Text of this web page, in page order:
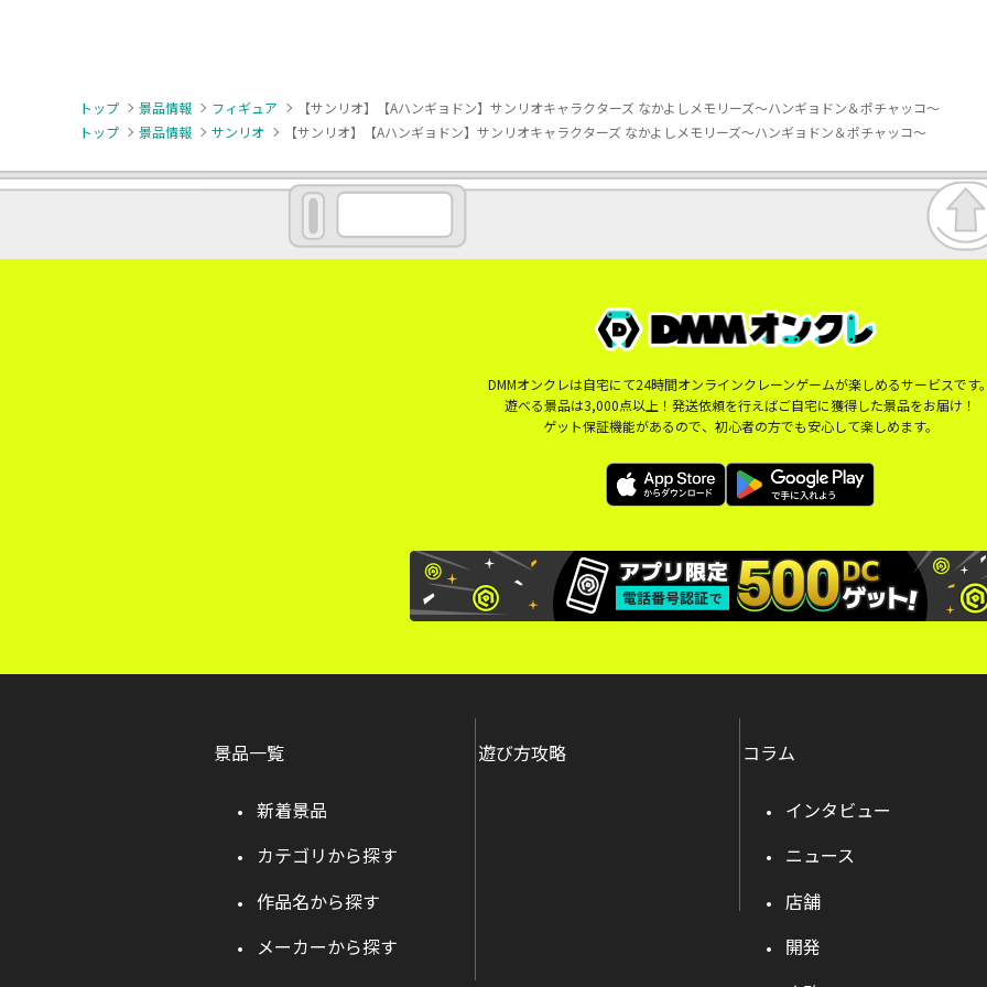
トップ 景品情報 フィギュア
【サンリオ】【Aハンギョドン】サンリオキャラクターズ なかよしメモリーズ～ハンギョドン＆ポチャッコ～
トップ
景品情報 サンリオ 【サンリオ】【Aハンギョドン】サンリオキャラクターズ なかよしメモリーズ～ハンギョドン＆ポチャッコ～
DMMオンクレは自宅にて24時間オンラインクレーンゲームが楽しめるサービスです
遊べる景品は3,000点以上！発送依頼を行えばご自宅に獲得した景品をお届け！
ゲット保証機能があるので、初心者の方でも安心して楽しめます。
景品一覧
新着景品
カテゴリから探す
作品名から探す
メーカーから探す
遊び方攻略 コラム
インタビュー
ニュース
店舗
開発